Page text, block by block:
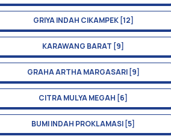
GRIYA INDAH CIKAMPEK [12]
KARAWANG BARAT [9]
GRAHA ARTHA MARGASARI [9]
CITRA MULYA MEGAH [6]
BUMI INDAH PROKLAMASI [5]